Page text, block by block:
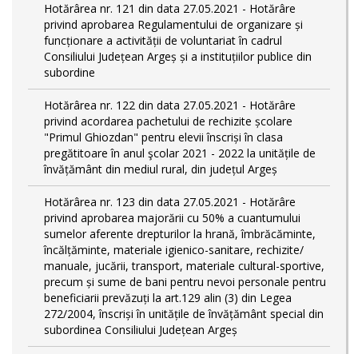
Hotărârea nr. 121 din data 27.05.2021 - Hotărâre
privind aprobarea Regulamentului de organizare și
funcționare a activității de voluntariat în cadrul
Consiliului Județean Argeș și a instituțiilor publice din
subordine
Hotărârea nr. 122 din data 27.05.2021 - Hotărâre
privind acordarea pachetului de rechizite școlare
"Primul Ghiozdan" pentru elevii înscriși în clasa
pregătitoare în anul şcolar 2021 - 2022 la unitățile de
învățământ din mediul rural, din județul Argeș
Hotărârea nr. 123 din data 27.05.2021 - Hotărâre
privind aprobarea majorării cu 50% a cuantumului
sumelor aferente drepturilor la hrană, îmbrăcăminte,
încălțăminte, materiale igienico-sanitare, rechizite/
manuale, jucării, transport, materiale cultural-sportive,
precum și sume de bani pentru nevoi personale pentru
beneficiarii prevăzuți la art.129 alin (3) din Legea
272/2004, înscriși în unitățile de învățământ special din
subordinea Consiliului Județean Argeș